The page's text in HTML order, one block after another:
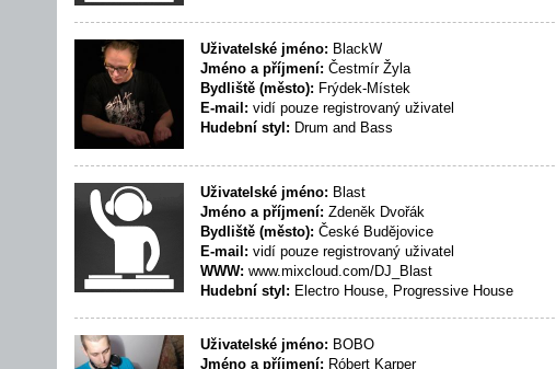
Uživatelské jméno: BlackW
Jméno a příjmení: Čestmír Žyla
Bydliště (město): Frýdek-Místek
E-mail: vidí pouze registrovaný uživatel
Hudební styl: Drum and Bass
Uživatelské jméno: Blast
Jméno a příjmení: Zdeněk Dvořák
Bydliště (město): České Budějovice
E-mail: vidí pouze registrovaný uživatel
WWW: www.mixcloud.com/DJ_Blast
Hudební styl: Electro House, Progressive House
Uživatelské jméno: BOBO
Jméno a příjmení: Róbert Karper